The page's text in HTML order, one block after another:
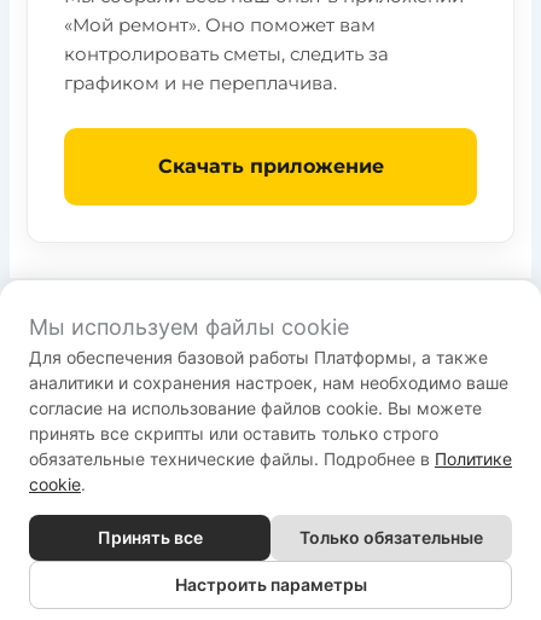
«Мой ремонт». Оно поможет вам
контролировать сметы, следить за
графиком и не переплачива.
Скачать приложение
Пользовательское соглашение
Политика конфиденциальности
Служба поддержки:
support@bestrenovate.ru
Copyright © 2026 ООО "РАДМИ.РУ. Все права защищены.
Мы используем файлы cookie
Для обеспечения базовой работы Платформы, а также
аналитики и сохранения настроек, нам необходимо ваше
согласие на использование файлов cookie. Вы можете
принять все скрипты или оставить только строго
обязательные технические файлы. Подробнее в Политике
cookie.
Принять все Только обязательные
Настроить параметры